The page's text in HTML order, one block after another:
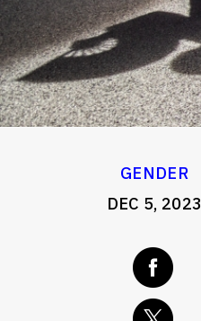
GENDER
DEC 5, 2023